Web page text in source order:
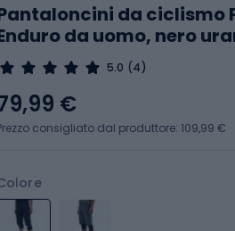
da ciclismo
da uomo, nero
5.0 (4)
€
consigliato dal produttore: 109,99 €